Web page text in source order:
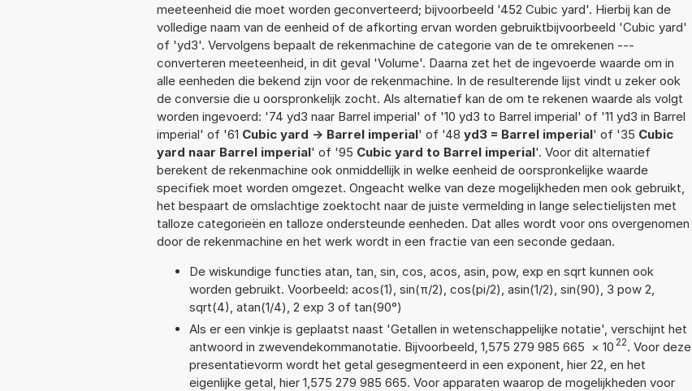
meeteenheid die moet worden geconverteerd; bijvoorbeeld '452 Cubic yard'. Hierbij kan de
volledige naam van de eenheid of de afkorting ervan worden gebruiktbijvoorbeeld 'Cubic yard'
of 'yd3'. Vervolgens bepaalt de rekenmachine de categorie van de te omrekenen ---
converteren meeteenheid, in dit geval 'Volume'. Daarna zet het de ingevoerde waarde om in
alle eenheden die bekend zijn voor de rekenmachine. In de resulterende lijst vindt u zeker ook
de conversie die u oorspronkelijk zocht. Als alternatief kan de om te rekenen waarde als volgt
worden ingevoerd: '74 yd3 naar Barrel imperial' of '10 yd3 to Barrel imperial' of '11 yd3 in Barrel
imperial' of '61 Cubic yard -> Barrel imperial' of '48 yd3 = Barrel imperial' of '35 Cubic
yard naar Barrel imperial' of '95 Cubic yard to Barrel imperial'. Voor dit alternatief
berekent de rekenmachine ook onmiddellijk in welke eenheid de oorspronkelijke waarde
specifiek moet worden omgezet. Ongeacht welke van deze mogelijkheden men ook gebruikt,
het bespaart de omslachtige zoektocht naar de juiste vermelding in lange selectielijsten met
talloze categorieën en talloze ondersteunde eenheden. Dat alles wordt voor ons overgenomen
door de rekenmachine en het werk wordt in een fractie van een seconde gedaan.
De wiskundige functies atan, tan, sin, cos, acos, asin, pow, exp en sqrt kunnen ook
worden gebruikt. Voorbeeld: acos(1), sin(π/2), cos(pi/2), asin(1/2), sin(90), 3 pow 2,
sqrt(4), atan(1/4), 2 exp 3 of tan(90°)
Als er een vinkje is geplaatst naast 'Getallen in wetenschappelijke notatie', verschijnt het
antwoord in zwevendekommanotatie. Bijvoorbeeld, 1,575 279 985 665 × 10 22. Voor deze
presentatievorm wordt het getal gesegmenteerd in een exponent, hier 22, en het
eigenlijke getal, hier 1,575 279 985 665. Voor apparaten waarop de mogelijkheden voor